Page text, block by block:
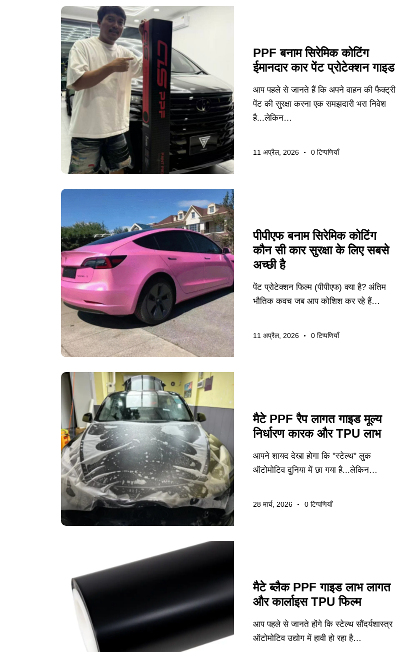
PPF बनाम सिरेमिक कोटिंग
ईमानदार कार पेंट प्रोटेक्शन गाइड
आप पहले से जानते हैं कि अपने वाहन की फैक्ट्री
पेंट की सुरक्षा करना एक समझदारी भरा निवेश
है...लेकिन…
11 अप्रैल, 2026 0 टिप्पणियाँ
पीपीएफ बनाम सिरेमिक कोटिंग
कौन सी कार सुरक्षा के लिए सबसे
अच्छी है
पेंट प्रोटेक्शन फिल्म (पीपीएफ) क्या है? अंतिम
भौतिक कवच जब आप कोशिश कर रहे हैं…
11 अप्रैल, 2026 0 टिप्पणियाँ
मैटे PPF रैप लागत गाइड मूल्य
निर्धारण कारक और TPU लाभ
आपने शायद देखा होगा कि "स्टेल्थ" लुक
ऑटोमोटिव दुनिया में छा गया है...लेकिन…
28 मार्च, 2026 0 टिप्पणियाँ
मैटे ब्लैक PPF गाइड लाभ लागत
और कार्लाइस TPU फिल्म
आप पहले से जानते होंगे कि स्टेल्थ सौंदर्यशास्त्र
ऑटोमोटिव उद्योग में हावी हो रहा है…